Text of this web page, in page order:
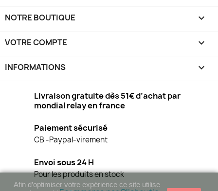
NOTRE BOUTIQUE 
VOTRE COMPTE 
INFORMATIONS keyboard_arrow_down
Afin d’optimiser votre expérience ce site utilise
Livraison gratuite dès 51€ d’achat par
mondial relay en france
Paiement sécurisé
CB -Paypal-virement
Envoi sous 24 H
Pour les produits en stock